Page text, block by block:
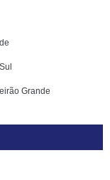
Grande